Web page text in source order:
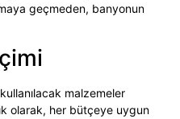
geçmeden, banyonun
malzemeler
olarak, her bütçeye uygun